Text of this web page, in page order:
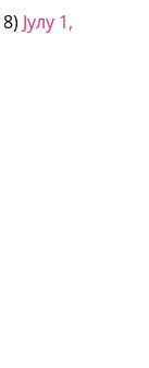
Јулy 1,